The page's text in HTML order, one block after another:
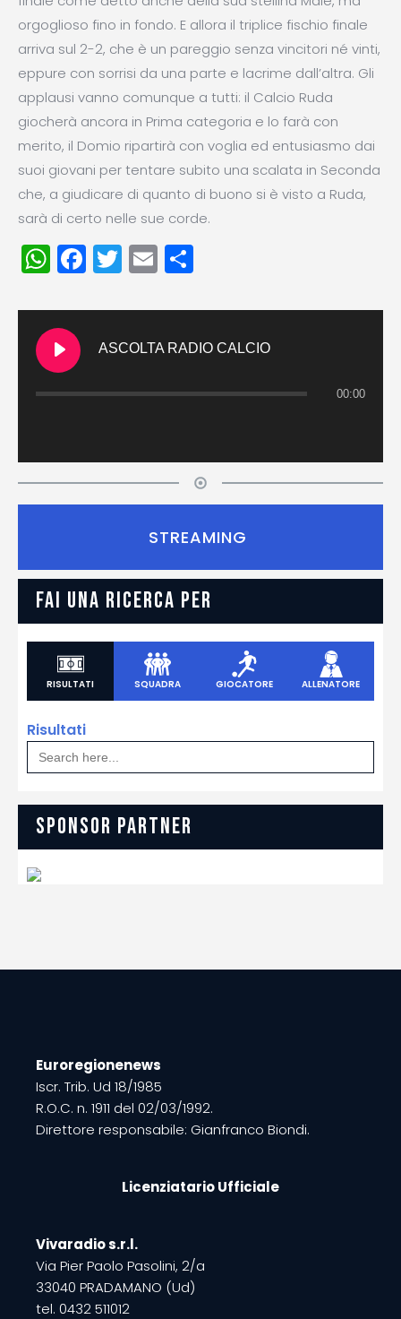
orgoglioso fino in fondo. E allora il triplice fischio finale
arriva sul 2-2, che è un pareggio senza vincitori né vinti,
eppure con sorrisi da una parte e lacrime dall’altra. Gli
applausi vanno comunque a tutti: il Calcio Ruda
giocherà ancora in Prima categoria e lo farà con
merito, il Domio ripartirà con voglia ed entusiasmo dai
suoi giovani per tentare subito una scalata in Seconda
che, a giudicare di quanto di buono si è visto a Ruda,
sarà di certo nelle sue corde.
WhatsApp
Facebook
Twitter
Email
ASCOLTA RADIO CALCIO
00:00
STREAMING
FAI UNA RICERCA PER
RISULTATI SQUADRA GIOCATORE ALLENATORE
Risultati
Search
for:
SPONSOR PARTNER
Euroregionenews
Iscr. Trib. Ud 18/1985
R.O.C. n. 1911 del 02/03/1992.
Direttore responsabile: Gianfranco Biondi.
Licenziatario Ufficiale
Vivaradio s.r.l.
Via Pier Paolo Pasolini, 2/a
33040 PRADAMANO (Ud)
tel. 0432 511012